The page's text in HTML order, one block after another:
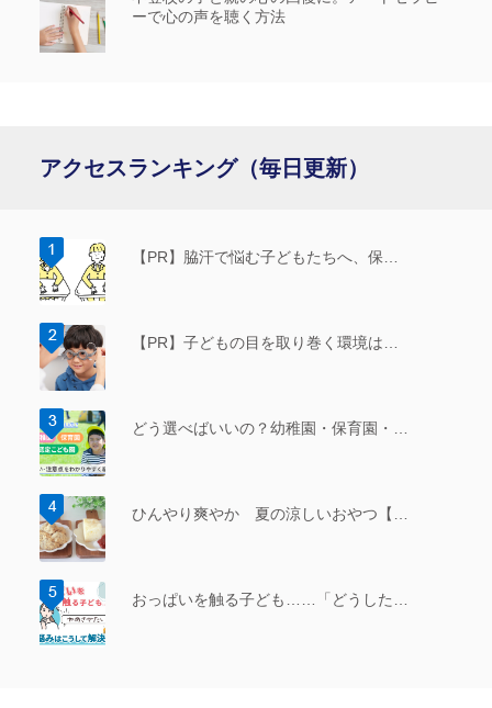
ーで心の声を聴く方法
アクセスランキング（毎日更新）
【PR】脇汗で悩む子どもたちへ、保…
【PR】子どもの目を取り巻く環境は…
どう選べばいいの？幼稚園・保育園・…
ひんやり爽やか 夏の涼しいおやつ【…
おっぱいを触る子ども……「どうした…